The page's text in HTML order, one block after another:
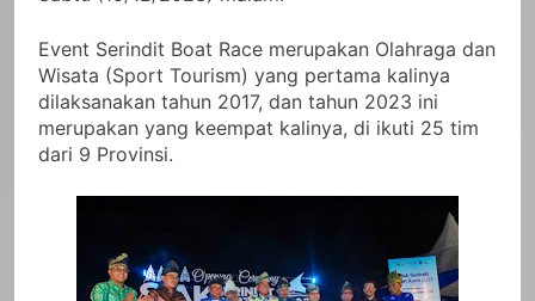
Event Serindit Boat Race merupakan Olahraga dan
Wisata (Sport Tourism) yang pertama kalinya
dilaksanakan tahun 2017, dan tahun 2023 ini
merupakan yang keempat kalinya, di ikuti 25 tim